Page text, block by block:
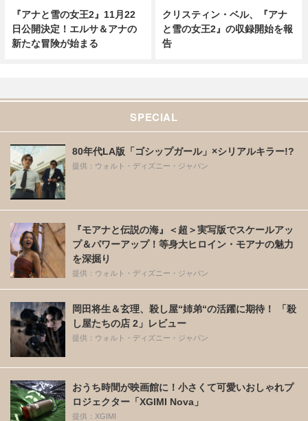
『アナと雪の女王2』11月22
日公開決定！エルサ＆アナの
新たな冒険が始まる
クリスティン・ベル、『アナ
と雪の女王2』の収録開始を報
告
SPECIAL
80年代LA版「ゴシップガール」×シリアルキラー!?
提供：ウォルト・ディズニー・ジャパン
『モアナと伝説の海』＜超＞実写版でスケールアッ
プ＆パワーアップ！等身大ヒロイン・モアナの魅力
を深掘り
提供：ウォルト・ディズニー・ジャパン
岡田将生＆玄理、殺し屋“姉弟“の活躍に期待！ 「殺
し屋たちの店 2」レビュー
提供：ウォルト・ディズニー・ジャパン
おうち時間が映画館に！小さくて可愛いおしゃれプ
ロジェクター「XGIMI Nova」
提供：XGIMI